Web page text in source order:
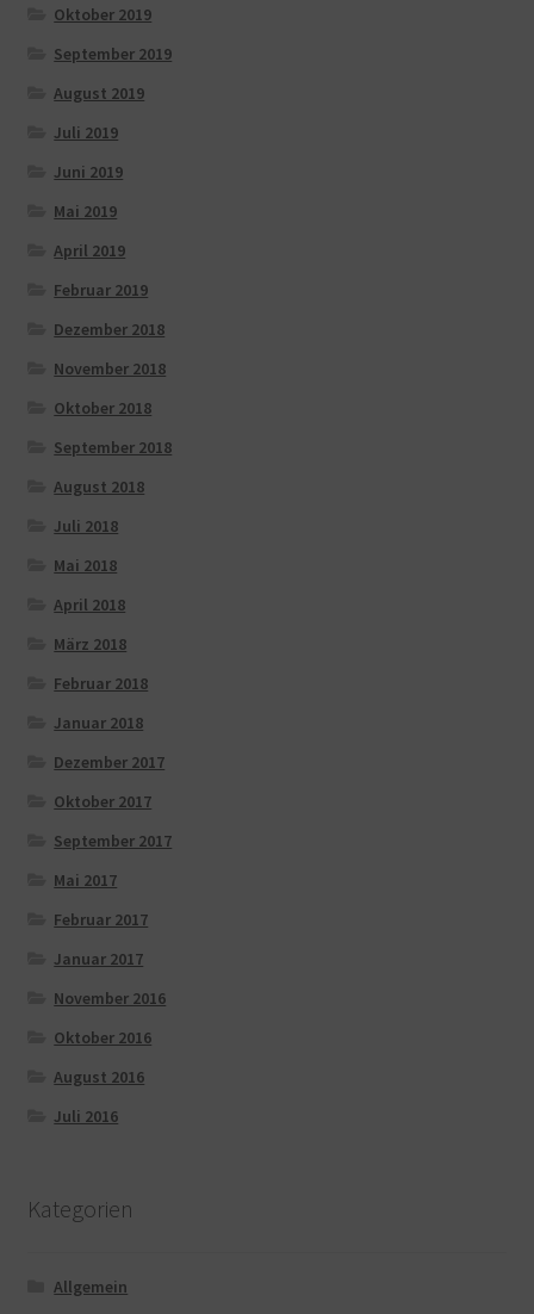
Oktober 2019
September 2019
August 2019
Juli 2019
Juni 2019
Mai 2019
April 2019
Februar 2019
Dezember 2018
November 2018
Oktober 2018
September 2018
August 2018
Juli 2018
Mai 2018
April 2018
März 2018
Februar 2018
Januar 2018
Dezember 2017
Oktober 2017
September 2017
Mai 2017
Februar 2017
Januar 2017
November 2016
Oktober 2016
August 2016
Juli 2016
Kategorien
Allgemein